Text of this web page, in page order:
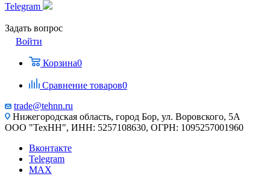
Telegram
Задать вопрос
Войти
Корзина0
Сравнение товаров0
trade@tehnn.ru
Нижегородская область, город Бор, ул. Воровского, 5А
ООО "ТехНН", ИНН: 5257108630, ОГРН: 1095257001960
Вконтакте
Telegram
MAX